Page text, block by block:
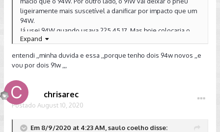
ligeiramente mais suscetível a danificar por impacto que um
94W.
Já usei 94W quando usava 225 45 17. Mas hoje colocaria o
91W, se manual permitisse.
Enviado de meu SM-A520F usando o Tapatalk
Expand
entendi ,,minha duvida e essa ,,porque tenho dois 94w novos ,,e
vou por dois 91w ,,,
chrisarec
Postado August 10, 2020
Em 8/9/2020 at 4:23 AM, saulo coelho disse: